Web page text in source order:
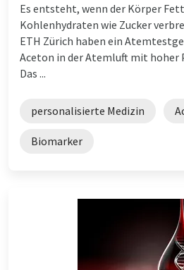
Es entsteht, wenn der Körper
Kohlenhydraten wie Zucker
ETH Zürich haben ein
Aceton in der Atemluft mit hoher
Das ...
personalisierte Medizin
Biomarker